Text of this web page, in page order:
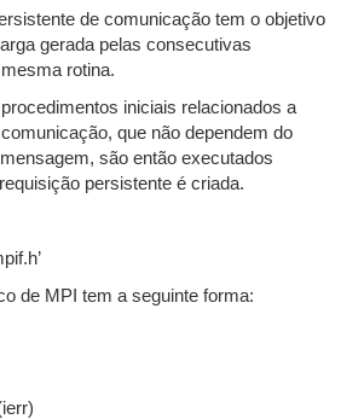
de comunicação tem o objetivo
gerada pelas consecutivas
rotina.
iniciais relacionados a
que não dependem do
são então executados
persistente é criada.
de MPI tem a seguinte forma: